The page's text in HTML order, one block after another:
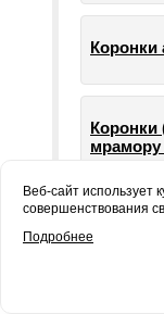
Коронки
мрамору
машин
Веб-сайт использует
совершенствования
Подробнее